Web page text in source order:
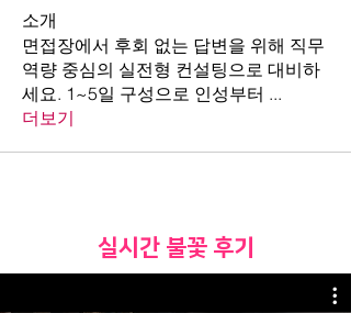
소개
면접장에서 후회 없는 답변을 위해 직무
역량 중심의 실전형 컨설팅으로 대비하
세요. 1~5일 구성으로 인성부터 ...
더보기
​실시간 불꽃 후기